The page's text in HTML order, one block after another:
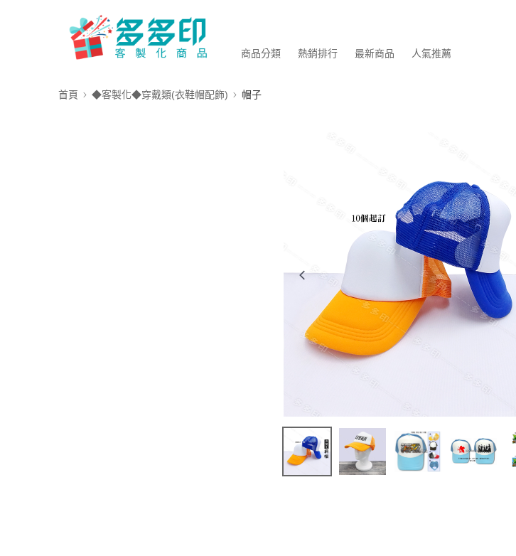
商品分類 熱銷排行 最新商品 人氣推薦
首頁 ◆客製化◆穿戴類(衣鞋帽配飾) 帽子